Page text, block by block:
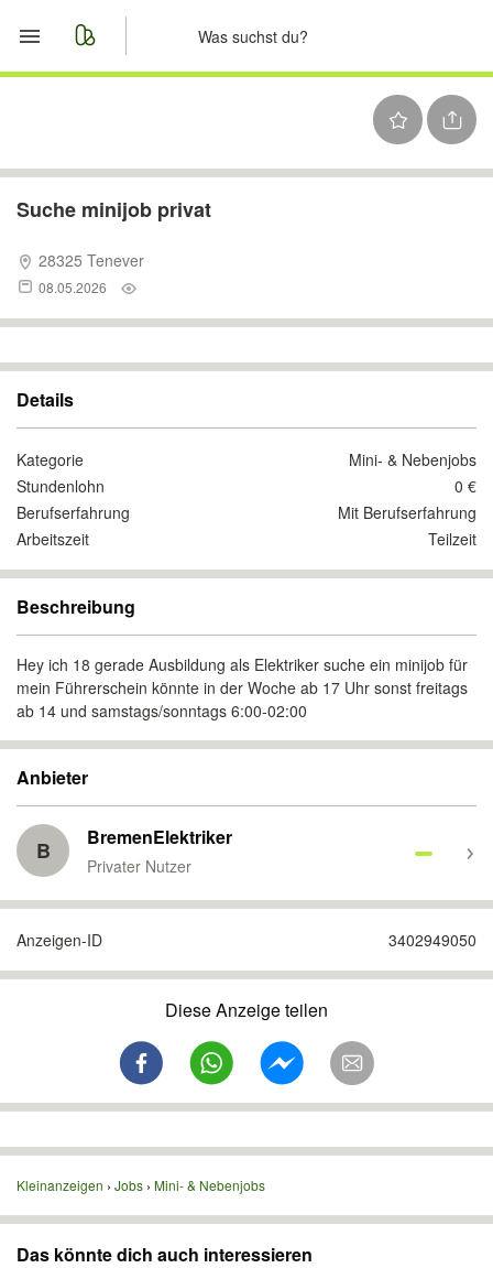
Nachrichten
Anzeige aufgeben
Suche minijob privat
28325 Tenever
08.05.2026
Details
Kategorie
Mini- & Nebenjobs
Stundenlohn
0 €
Berufserfahrung
Mit Berufserfahrung
Arbeitszeit
Teilzeit
Beschreibung
Hey ich 18 gerade Ausbildung als Elektriker suche ein minijob für
mein Führerschein könnte in der Woche ab 17 Uhr sonst freitags
ab 14 und samstags/sonntags 6:00-02:00
Anbieter
B BremenElektriker
Privater Nutzer
Anzeigen-ID 3402949050
Diese Anzeige teilen
Kleinanzeigen Jobs Mini- & Nebenjobs
Das könnte dich auch interessieren